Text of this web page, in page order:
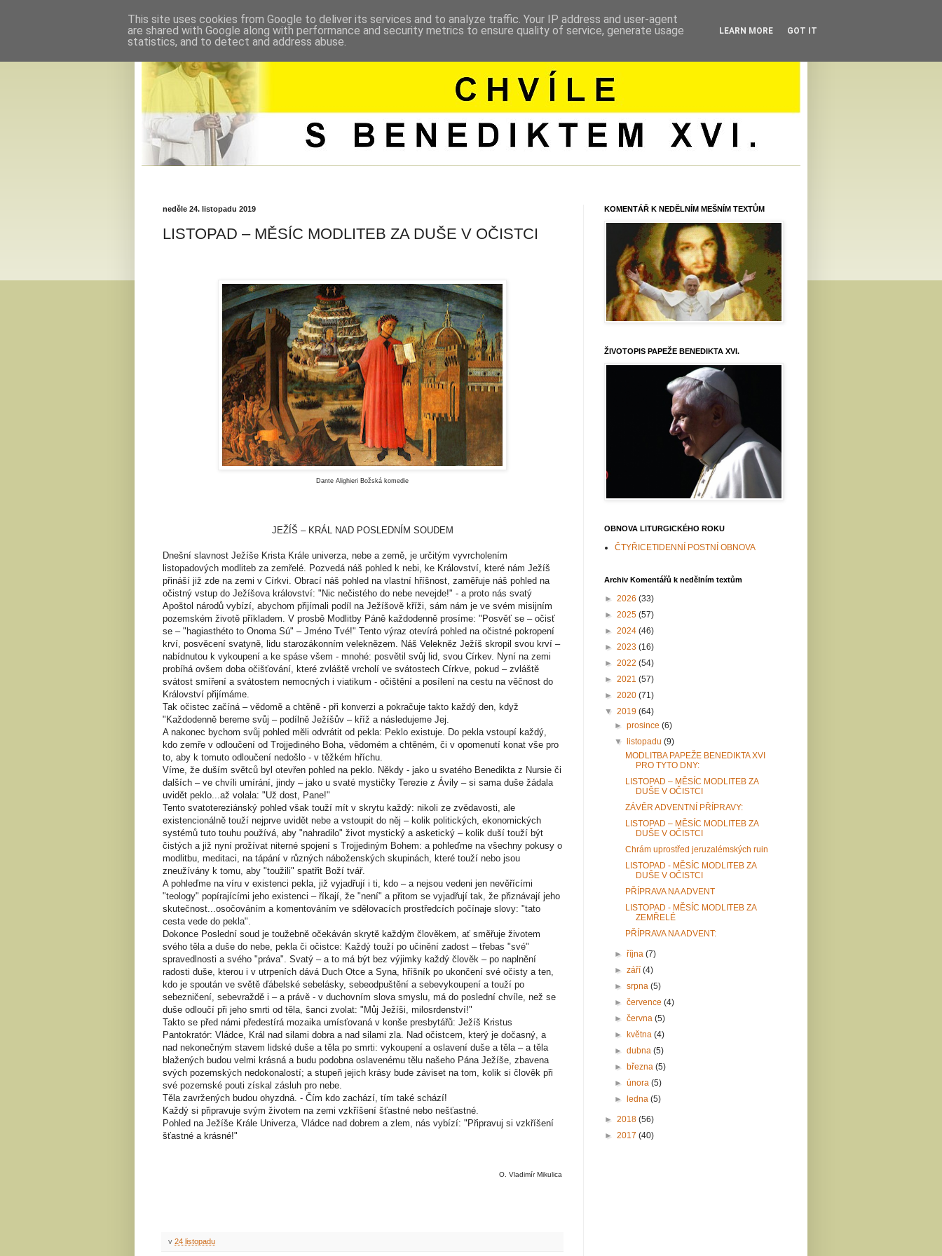
neděle 24. listopadu 2019
LISTOPAD – MĚSÍC MODLITEB ZA DUŠE V OČISTCI
Dante Alighieri Božská komedie
JEŽÍŠ – KRÁL NAD POSLEDNÍM SOUDEM
Dnešní slavnost Ježíše Krista Krále univerza, nebe a země, je určitým vyvrcholením
listopadových modliteb za zemřelé. Pozvedá náš pohled k nebi, ke Království, které nám Ježíš
přináší již zde na zemi v Církvi. Obrací náš pohled na vlastní hříšnost, zaměřuje náš pohled na
očistný vstup do Ježíšova království: "Nic nečistého do nebe nevejde!" - a proto nás svatý
Apoštol národů vybízí, abychom přijímali podíl na Ježíšově kříži, sám nám je ve svém misijním
pozemském životě příkladem. V prosbě Modlitby Páně každodenně prosíme: "Posvěť se – očisť
se – "hagiasthéto to Onoma Sú" – Jméno Tvé!" Tento výraz otevírá pohled na očistné pokropení
krví, posvěcení svatyně, lidu starozákonním veleknězem. Náš Velekněz Ježíš skropil svou krví –
nabídnutou k vykoupení a ke spáse všem - mnohé: posvětil svůj lid, svou Církev. Nyní na zemi
probíhá ovšem doba očišťování, které zvláště vrcholí ve svátostech Církve, pokud – zvláště
svátost smíření a svátostem nemocných i viatikum - očištění a posílení na cestu na věčnost do
Království přijímáme.
Tak očistec začíná – vědomě a chtěně - při konverzi a pokračuje takto každý den, když
"Každodenně bereme svůj – podílně Ježíšův – kříž a následujeme Jej.
A nakonec bychom svůj pohled měli odvrátit od pekla: Peklo existuje. Do pekla vstoupí každý,
kdo zemře v odloučení od Trojjediného Boha, vědomém a chtěném, či v opomenutí konat vše pro
to, aby k tomuto odloučení nedošlo - v těžkém hříchu.
Víme, že duším světců byl otevřen pohled na peklo. Někdy - jako u svatého Benedikta z Nursie či
dalších – ve chvíli umírání, jindy – jako u svaté mystičky Terezie z Ávily – si sama duše žádala
uvidět peklo...až volala: "Už dost, Pane!"
Tento svatotereziánský pohled však touží mít v skrytu každý: nikoli ze zvědavosti, ale
existencionálně touží nejprve uvidět nebe a vstoupit do něj – kolik politických, ekonomických
systémů tuto touhu používá, aby "nahradilo" život mystický a asketický – kolik duší touží být
čistých a již nyní prožívat niterné spojení s Trojjediným Bohem: a pohleďme na všechny pokusy o
modlitbu, meditaci, na tápání v různých náboženských skupinách, které touží nebo jsou
zneužívány k tomu, aby "toužili" spatřit Boží tvář.
A pohleďme na víru v existenci pekla, již vyjadřují i ti, kdo – a nejsou vedeni jen nevěřícími
"teology" popírajícími jeho existenci – říkají, že "není" a přitom se vyjadřují tak, že přiznávají jeho
skutečnost...osočováním a komentováním ve sdělovacích prostředcích počínaje slovy: "tato
cesta vede do pekla".
Dokonce Poslední soud je toužebně očekáván skrytě každým člověkem, ať směřuje životem
svého těla a duše do nebe, pekla či očistce: Každý touží po učinění zadost – třebas "své"
spravedlnosti a svého "práva". Svatý – a to má být bez výjimky každý člověk – po naplnění
radosti duše, kterou i v utrpeních dává Duch Otce a Syna, hříšník po ukončení své očisty a ten,
kdo je spoután ve světě ďábelské sebelásky, sebeodpuštění a sebevykoupení a touží po
sebezničení, sebevraždě i – a právě - v duchovním slova smyslu, má do poslední chvíle, než se
duše odloučí při jeho smrti od těla, šanci zvolat: "Můj Ježíši, milosrdenství!"
Takto se před námi předestírá mozaika umísťovaná v konše presbytářů: Ježíš Kristus
Pantokratór: Vládce, Král nad silami dobra a nad silami zla. Nad očistcem, který je dočasný, a
nad nekonečným stavem lidské duše a těla po smrti: vykoupení a oslavení duše a těla – a těla
blažených budou velmi krásná a budu podobna oslavenému tělu našeho Pána Ježíše, zbavena
svých pozemských nedokonalostí; a stupeň jejich krásy bude záviset na tom, kolik si člověk při
své pozemské pouti získal zásluh pro nebe.
Těla zavržených budou ohyzdná. - Čím kdo zachází, tím také schází!
Každý si připravuje svým životem na zemi vzkříšení šťastné nebo nešťastné.
Pohled na Ježíše Krále Univerza, Vládce nad dobrem a zlem, nás vybízí: "Připravuj si vzkříšení
šťastné a krásné!"
O. Vladimír Mikulica
v 24 listopadu
KOMENTÁŘ K NEDĚLNÍM MEŠNÍM TEXTŮM
ŽIVOTOPIS PAPEŽE BENEDIKTA XVI.
OBNOVA LITURGICKÉHO ROKU
ČTYŘICETIDENNÍ POSTNÍ OBNOVA
Archiv Komentářů k nedělním textům
► 2026 (33)
► 2025 (57)
► 2024 (46)
► 2023 (16)
► 2022 (54)
► 2021 (57)
► 2020 (71)
▼ 2019 (64)
►prosince(6)
▼
listopadu(9)
MODLITBA PAPEŽE BENEDIKTA XVI
PRO TYTO DNY:
LISTOPAD – MĚSÍC MODLITEB ZA
DUŠE V OČISTCI
ZÁVĚR ADVENTNÍ PŘÍPRAVY:
LISTOPAD – MĚSÍC MODLITEB ZA
DUŠE V OČISTCI
Chrám uprostřed jeruzalémských ruin
LISTOPAD - MĚSÍC MODLITEB ZA
DUŠE V OČISTCI
PŘÍPRAVA NA ADVENT
LISTOPAD - MĚSÍC MODLITEB ZA
ZEMŘELÉ
PŘÍPRAVA NA ADVENT:
►října(7)
►září(4)
►srpna(5)
►července(4)
►června(5)
►
května(4)
►dubna(5)
► března(5)
►února(5)
►
ledna(5)
► 2018 (56)
► 2017 (40)
This site uses cookies from Google to deliver its services and to analyze traffic. Your IP address and user-agent
are shared with Google along with performance and security metrics to ensure quality of service, generate usage
statistics, and to detect and address abuse.
LEARN MORE GOT IT